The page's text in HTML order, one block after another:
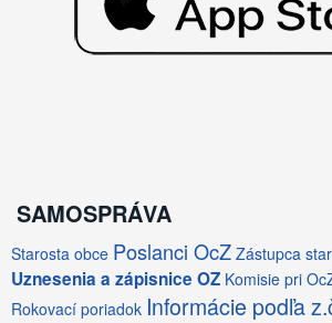
SAMOSPRÁVA
Starosta obce Poslanci OcZ Zástupca
Uznesenia a zápisnice OZ Komisie pri
Rokovací poriadok Informácie podľa